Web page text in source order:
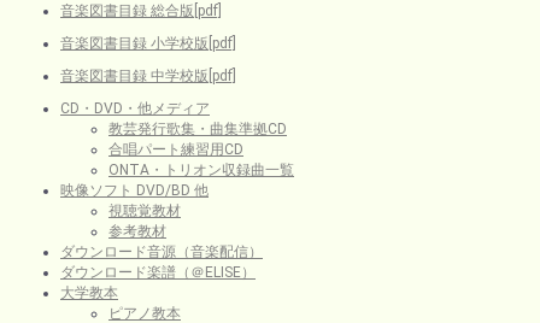
音楽図書目録 総合版[pdf]
音楽図書目録 小学校版[pdf]
音楽図書目録 中学校版[pdf]
CD・DVD・他メディア
教芸発行歌集・曲集準拠CD
合唱パート練習用CD
ONTA・トリオン収録曲一覧
映像ソフト DVD/BD 他
視聴覚教材
参考教材
ダウンロード音源（音楽配信）
ダウンロード楽譜（＠ELISE）
大学教本
ピアノ教本